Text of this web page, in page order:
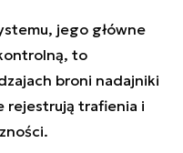
jego główne
to
broni nadajniki
rejestrują trafienia i